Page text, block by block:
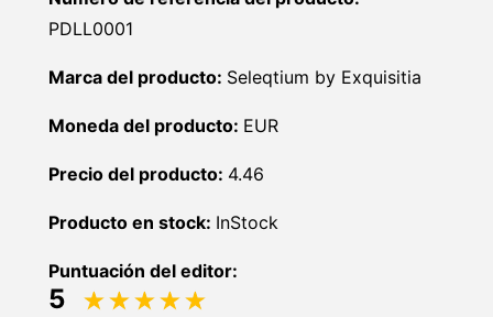
PDLL0001
Marca del producto: Seleqtium by Exquisitia
Moneda del producto: EUR
Precio del producto: 4.46
Producto en stock: InStock
Puntuación del editor:
5